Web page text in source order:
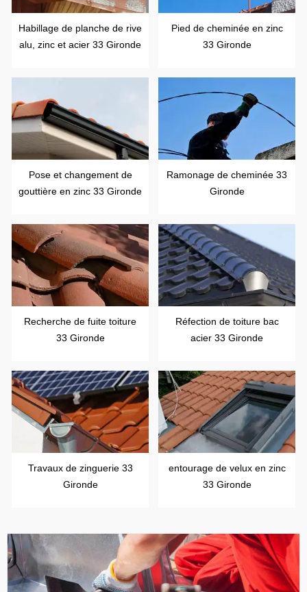
Habillage de planche de rive
alu, zinc et acier 33 Gironde
Pied de cheminée en zinc
33 Gironde
Pose et changement de
gouttière en zinc 33 Gironde
Ramonage de cheminée 33
Gironde
Recherche de fuite toiture
33 Gironde
Réfection de toiture bac
acier 33 Gironde
Travaux de zinguerie 33
Gironde
entourage de velux en zinc
33 Gironde